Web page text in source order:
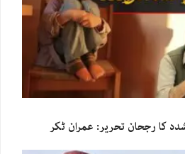
کا رجحان تحریر: عمران ٹکر